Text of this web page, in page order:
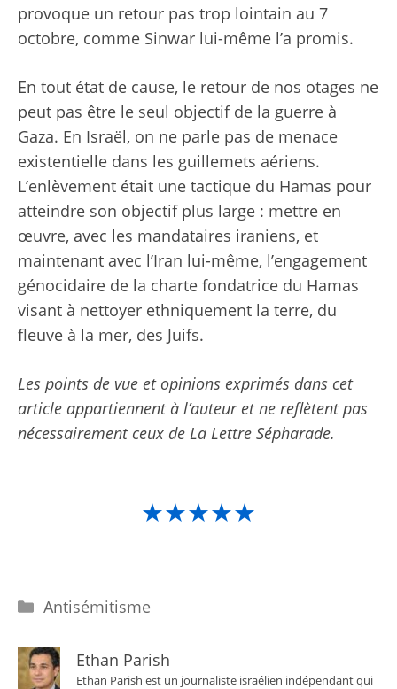
provoque un retour pas trop lointain au 7
octobre, comme Sinwar lui-même l’a promis.
En tout état de cause, le retour de nos otages ne
peut pas être le seul objectif de la guerre à
Gaza. En Israël, on ne parle pas de menace
existentielle dans les guillemets aériens.
L’enlèvement était une tactique du Hamas pour
atteindre son objectif plus large : mettre en
œuvre, avec les mandataires iraniens, et
maintenant avec l’Iran lui-même, l’engagement
génocidaire de la charte fondatrice du Hamas
visant à nettoyer ethniquement la terre, du
fleuve à la mer, des Juifs.
Les points de vue et opinions exprimés dans cet
article appartiennent à l’auteur et ne reflètent pas
nécessairement ceux de La Lettre Sépharade.
★★★★★
Catégories
Antisémitisme
Ethan Parish
Ethan Parish est un journaliste israélien indépendant qui